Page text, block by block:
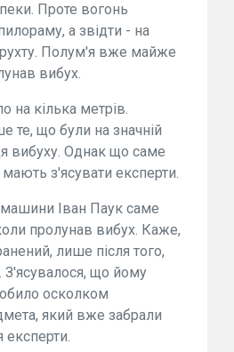
Проте вогонь
а звідти - на
Полум'я вже майже
вибух.
на кілька метрів.
те, що були на значній
вибуху. Однак що саме
з'ясувати експерти.
Іван Паук саме
пролунав вибух. Каже,
лише після того,
З'ясувалося, що йому
осколком
який вже забрали